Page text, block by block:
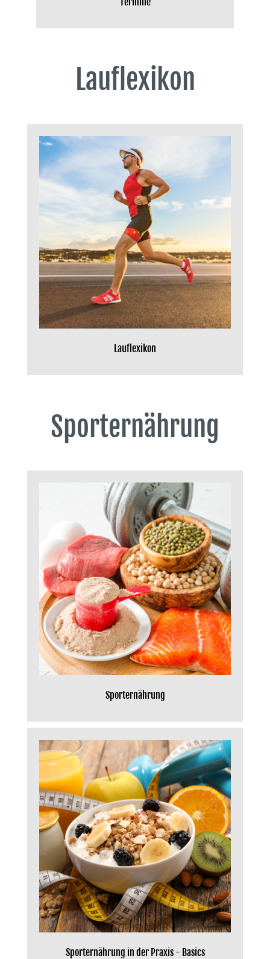
Lauflexikon
Lauflexikon
Sporternährung
Sporternährung
Sporternährung in der Praxis - Basics